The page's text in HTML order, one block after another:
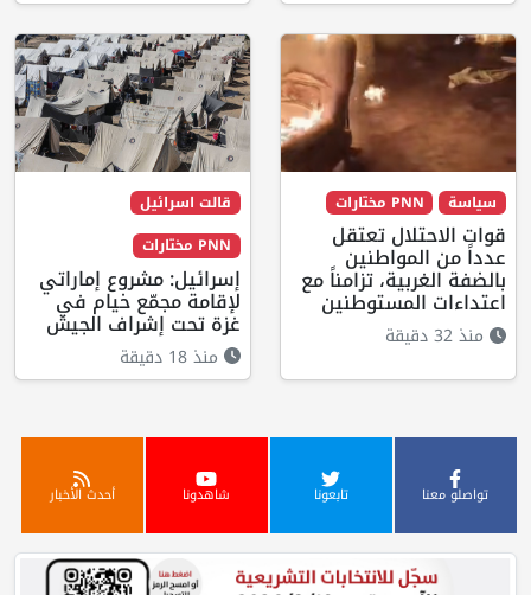
سياسة PNN مختارات
قوات الاحتلال تعتقل
عدداً من المواطنين
بالضفة الغربية، تزامناً مع
اعتداءات المستوطنين
منذ 32 دقيقة
قالت اسرائيل
PNN مختارات
إسرائيل: مشروع إماراتي
لإقامة مجمّع خيام في
غزة تحت إشراف الجيش
منذ 18 دقيقة
تواصلو معنا تابعونا شاهدونا أحدث الأخبار